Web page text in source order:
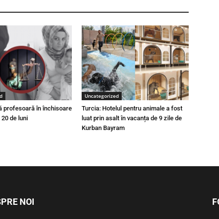
profesoară în închisoare
de luni
Uncategorized
Turcia: Hotelul pentru animale a fost
luat prin asalt în vacanța de 9 zile de
Kurban Bayram
NOI